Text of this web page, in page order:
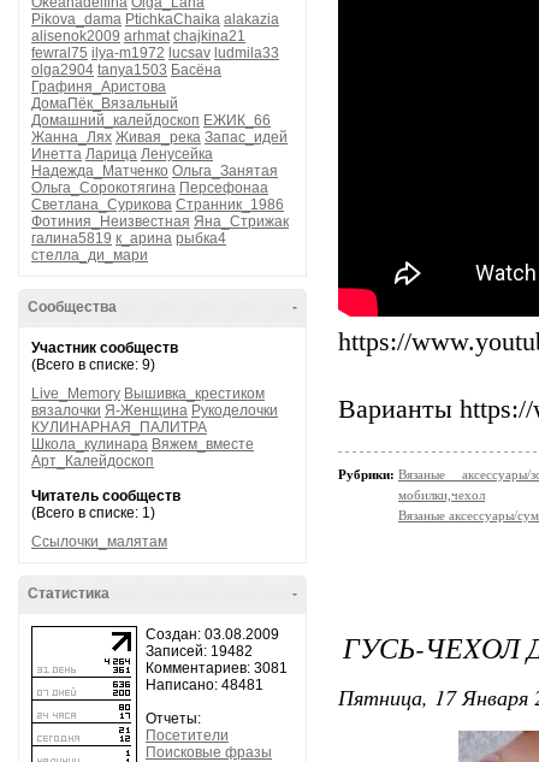
Pikova_dama PtichkaChaika alakazia
alisenok2009 arhmat chajkina21
fewral75 ilya-m1972 lucsav ludmila33
olga2904 tanya1503 Басёна
Графиня_Аристова
ДомаПёк_Вязальный
Домашний_калейдоскоп ЕЖИК_66
Жанна_Лях Живая_река Запас_идей
Инетта Ларица Ленусейка
Надежда_Матченко Ольга_Занятая
Ольга_Сорокотягина Персефонаа
Светлана_Сурикова Странник_1986
Фотиния_Неизвестная Яна_Стрижак
галина5819 к_арина рыбка4
стелла_ди_мари
-
Сообщества
Участник сообществ
(Всего в списке: 9)
Live_Memory Вышивка_крестиком
вязалочки Я-Женщина Рукоделочки
КУЛИНАРНАЯ_ПАЛИТРА
Школа_кулинара Вяжем_вместе
Арт_Калейдоскоп
Читатель сообществ
(Всего в списке: 1)
Ссылочки_малятам
-
Статистика
Создан: 03.08.2009
Записей: 19482
Комментариев: 3081
Написано: 48481
Отчеты:
Посетители
Поисковые фразы
https://
Варианты https://
Рубрики: Вязаные
мобилки,чехол
Вязаные аксессуары/
ГУСЬ-ЧЕXОЛ
Пятница, 17 Января